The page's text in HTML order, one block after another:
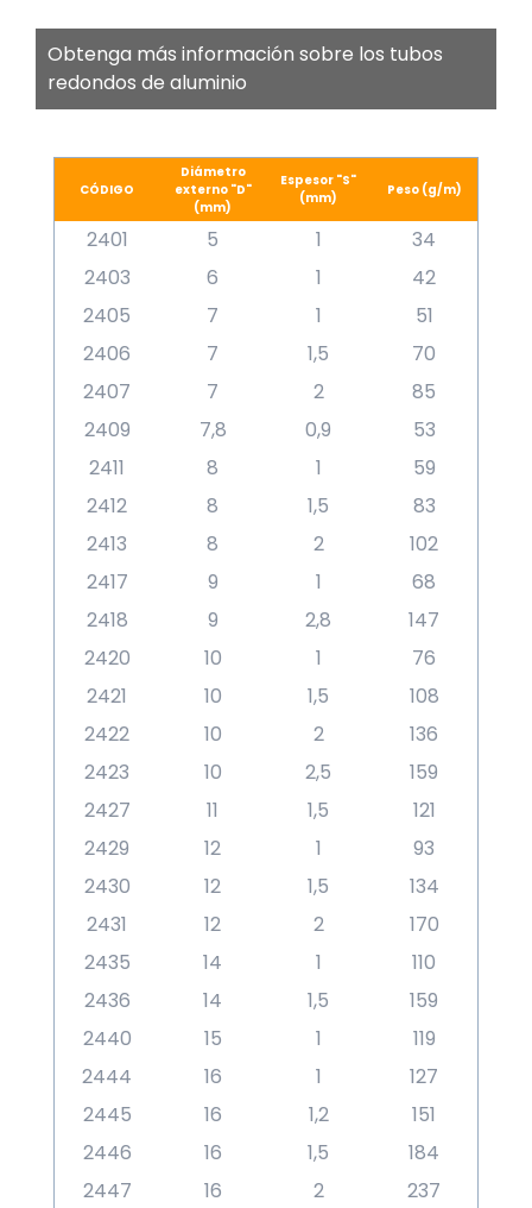
Obtenga más información sobre los tubos
redondos de aluminio
CÓDIGO
Diámetro
externo "D"
(mm)
Espesor "S"
(mm)
Peso (g/m)
2401 5 1
34
2403
6 1
42
2405
7 1
51
2406
7 1,5
70
2407
7 2
85
2409
7,8 0,9
53
2411
8 1
59
2412
8 1,5
83
2413
8 2
102
2417
9 1
68
2418
9 2,8
147
2420
10 1
76
2421
10 1,5
108
2422
10 2
136
2423
10 2,5
159
2427
11 1,5
121
2429
12 1
93
2430
12 1,5
134
2431
12 2
170
2435
14 1
110
2436
14 1,5
159
2440
15 1
119
2444
16 1
127
2445
16 1,2
151
2446
16 1,5
184
2447
16 2 237